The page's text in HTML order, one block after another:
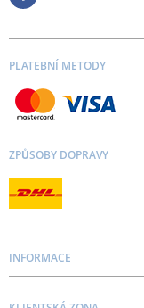
PLATEBNÍ METODY
ZPŮSOBY DOPRAVY
INFORMACE